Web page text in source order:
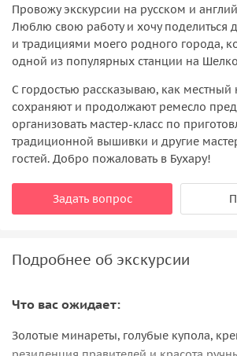
Провожу экскурсии на русском и
Люблю свою работу и хочу поделиться
и традициями моего родного города,
одной из популярных станции на
С гордостью рассказываю, как
сохраняют и продолжают ремесло
организовать мастер-класс по
традиционной вышивки и другие
гостей. Добро пожаловать в Бухару!
Задать вопрос
Подробнее об экскурсии
Что вас ожидает:
Золотые минареты, голубые купола,